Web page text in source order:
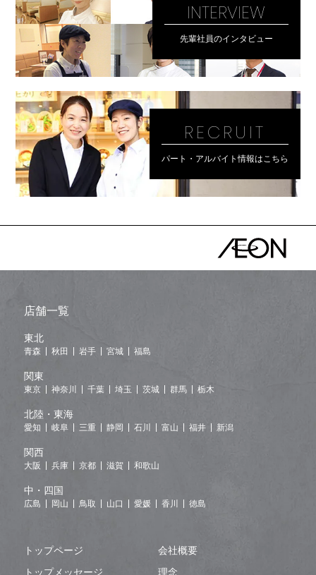
INTERVIEW
先輩社員のインタビュー
RECRUIT
パート・アルバイト情報はこちら
トップページ
会社概要
トップメッセージ
理念
店舗一覧
東北
青森 秋田 岩手 宮城 福島
関東
東京 神奈川 千葉 埼玉 茨城 群馬 栃木
北陸・東海
愛知 岐阜 三重 静岡 石川 富山 福井 新潟
関西
大阪 兵庫 京都 滋賀 和歌山
中・四国
広島 岡山 鳥取 山口 愛媛 香川 徳島